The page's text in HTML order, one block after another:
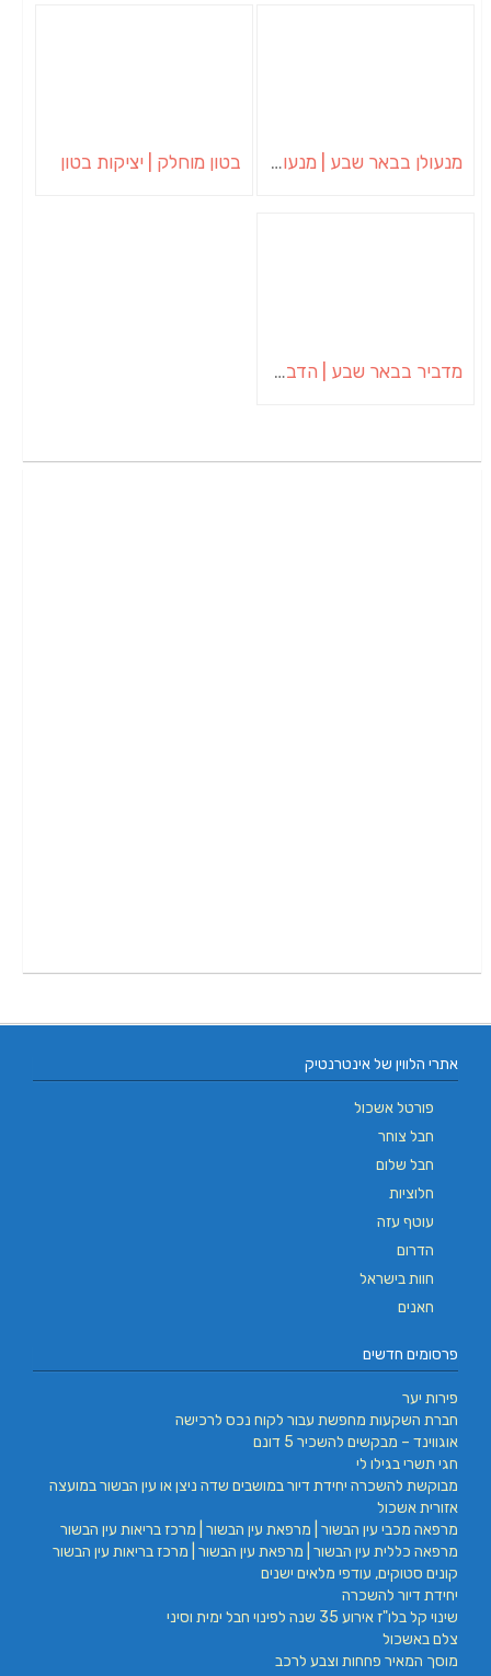
מנעולן בבאר שבע | מנעולן באופקים | ויטלי המנעולן בטון מוחלק | יציקות בטון
מדביר בבאר שבע | הדברה בבאר שבע | יוגב הדברות
אתרי הלווין של אינטרנטיק
פורטל אשכול
חבל צוחר
חבל שלום
חלוציות
עוטף עזה
הדרום
חוות בישראל
חאנים
פרסומים חדשים
פירות יער
חברת השקעות מחפשת עבור לקוח נכס לרכישה
אוגווינד – מבקשים להשכיר 5 דונם
חגי תשרי בגילו לי
מבוקשת להשכרה יחידת דיור במושבים שדה ניצן או עין הבשור במועצה
אזורית אשכול
מרפאה מכבי עין הבשור | מרפאת עין הבשור | מרכז בריאות עין הבשור
מרפאה כללית עין הבשור | מרפאת עין הבשור | מרכז בריאות עין הבשור
קונים סטוקים, עודפי מלאים ישנים
יחידת דיור להשכרה
שינוי קל בלו"ז אירוע 35 שנה לפינוי חבל ימית וסיני
צלם באשכול
מוסך המאיר פחחות וצבע לרכב